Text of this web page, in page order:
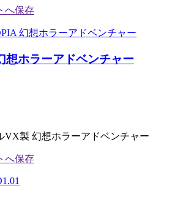
想ホラーアドベンチャー
VX製 幻想ホラーアドベンチャー